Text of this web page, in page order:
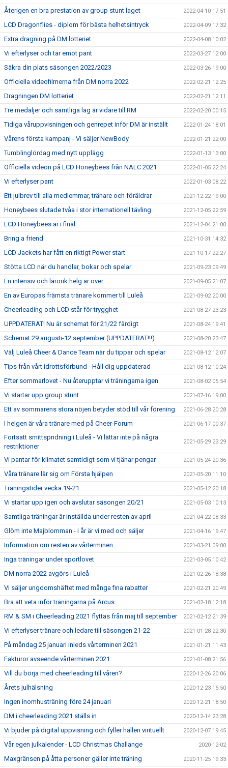
Återigen en bra prestation av group stunt laget 2022-04-10 17:51
LCD Dragonflies - diplom för bästa helhetsintryck 2022-04-09 17:32
Extra dragning på DM lotteriet 2022-04-08 10:02
Vi efterlyser och tar emot pant 2022-03-27 12:00
Säkra din plats säsongen 2022/2023 2022-03-26 19:00
Officiella videofilmerna från DM norra 2022 2022-02-21 12:25
Dragningen DM lotteriet 2022-02-21 12:11
Tre medaljer och samtliga lag är vidare till RM 2022-02-20 00:15
Tidiga våruppvisningen och genrepet inför DM är inställt 2022-01-24 18:01
Vårens första kampanj - Vi säljer NewBody 2022-01-21 22:00
Tumblinglördag med nytt upplägg 2022-01-13 13:00
Officiella videon på LCD Honeybees från NALC 2021 2022-01-05 22:24
Vi efterlyser pant 2022-01-03 08:22
Ett julbrev till alla medlemmar, tränare och föräldrar 2021-12-22 19:00
Honeybees slutade tvåa i stor internationell tävling 2021-12-05 22:59
LCD Honeybees är i final 2021-12-04 21:00
Bring a friend 2021-10-31 14:32
LCD Jackets har fått en riktigt Power start 2021-10-17 22:27
Stötta LCD när du handlar, bokar och spelar 2021-09-23 09:49
En intensiv och lärorik helg är över 2021-09-05 21:07
En av Europas främsta tränare kommer till Luleå 2021-09-02 20:00
Cheerleading och LCD står för trygghet 2021-08-27 23:23
UPPDATERAT! Nu är schemat för 21/22 färdigt 2021-08-24 19:41
Schemat 29 augusti-12 september (UPPDATERAT!!!) 2021-08-20 23:47
Välj Luleå Cheer & Dance Team när du tippar och spelar 2021-08-12 12:07
Tips från vårt idrottsförbund - Håll dig uppdaterad 2021-08-12 10:24
Efter sommarlovet - Nu återupptar vi träningarna igen 2021-08-02 05:54
Vi startar upp group stunt 2021-07-16 19:00
Ett av sommarens stora nöjen betyder stöd till vår förening 2021-06-28 20:28
I helgen är våra tränare med på Cheer-Forum 2021-06-17 00:37
Fortsatt smittspridning i Luleå - Vi lättar inte på några
restriktioner
2021-05-29 23:29
Vi pantar för klimatet samtidigt som vi tjänar pengar 2021-05-24 20:36
Våra tränare lär sig om Första hjälpen 2021-05-20 11:10
Träningstider vecka 19-21 2021-05-12 20:18
Vi startar upp igen och avslutar säsongen 20/21 2021-05-03 10:13
Samtliga träningar är inställda under resten av april 2021-04-22 08:33
Glöm inte Majblomman - i år är vi med och säljer 2021-04-16 19:47
Information om resten av vårterminen 2021-03-21 09:00
Inga träningar under sportlovet 2021-03-05 10:42
DM norra 2022 avgörs i Luleå 2021-02-26 18:38
Vi säljer ungdomshäftet med många fina rabatter 2021-02-21 20:49
Bra att veta inför träningarna på Arcus 2021-02-18 12:18
RM & SM i Cheerleading 2021 flyttas från maj till september 2021-02-12 21:39
Vi efterlyser tränare och ledare till säsongen 21-22 2021-01-28 22:30
På måndag 25 januari inleds vårterminen 2021 2021-01-21 11:43
Fakturor avseende vårterminen 2021 2021-01-08 21:56
Vill du börja med cheerleading till våren? 2020-12-26 20:06
Årets julhälsning 2020-12-23 15:50
Ingen inomhusträning före 24 januari 2020-12-21 18:50
DM i cheerleading 2021 ställs in 2020-12-14 23:28
Vi bjuder på digital uppvisning och fyller hallen virituellt 2020-12-07 19:45
Vår egen julkalender - LCD Christmas Challange 2020-12-02
Maxgränsen på åtta personer gäller inte träning 2020-11-25 19:33